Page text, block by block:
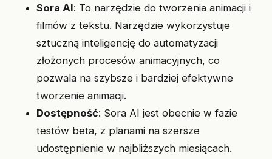
Sora AI: To narzędzie do tworzenia animacji i
filmów z tekstu. Narzędzie wykorzystuje
sztuczną inteligencję do automatyzacji
złożonych procesów animacyjnych, co
pozwala na szybsze i bardziej efektywne
tworzenie animacji.
Dostępność: Sora AI jest obecnie w fazie
testów beta, z planami na szersze
udostępnienie w najbliższych miesiącach.